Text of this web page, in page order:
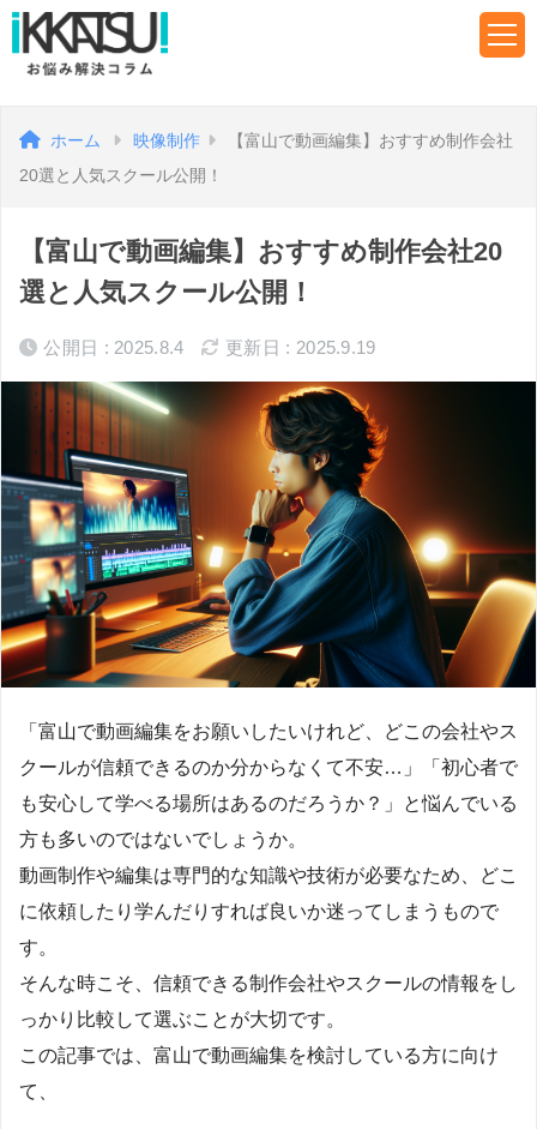
ホーム 映像制作
【富山で動画編集】おすすめ制作会社
20選と人気スクール公開！
【富山で動画編集】おすすめ制作会社20
選と人気スクール公開！
公開日 : 2025.8.4 更新日 : 2025.9.19
「富山で動画編集をお願いしたいけれど、どこの会社やス
クールが信頼できるのか分からなくて不安…」「初心者で
も安心して学べる場所はあるのだろうか？」と悩んでいる
方も多いのではないでしょうか。
動画制作や編集は専門的な知識や技術が必要なため、どこ
に依頼したり学んだりすれば良いか迷ってしまうもので
す。
そんな時こそ、信頼できる制作会社やスクールの情報をし
っかり比較して選ぶことが大切です。
この記事では、富山で動画編集を検討している方に向け
て、